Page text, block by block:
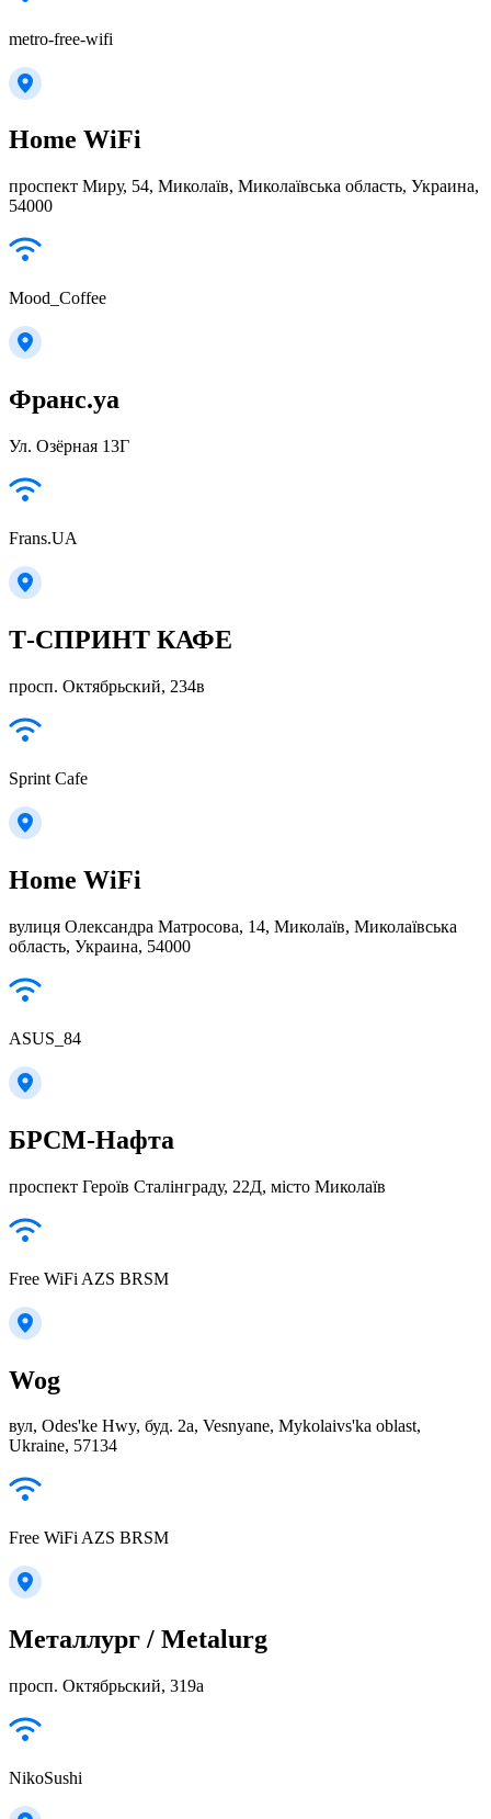
metro-free-wifi
Home WiFi
проспект Миру, 54, Миколаїв, Миколаївська область, Украина,
54000
Mood_Coffee
Франс.уа
Ул. Озёрная 13Г
Frans.UA
Т-СПРИНТ КАФЕ
просп. Октябрьский, 234в
Sprint Cafe
Home WiFi
вулиця Олександра Матросова, 14, Миколаїв, Миколаївська
область, Украина, 54000
ASUS_84
БРСМ-Нафта
проспект Героїв Сталінграду, 22Д, місто Миколаїв
Free WiFi AZS BRSM
Wog
вул, Odes'ke Hwy, буд. 2а, Vesnyane, Mykolaivs'ka oblast,
Ukraine, 57134
Free WiFi AZS BRSM
Металлург / Metalurg
просп. Октябрьский, 319а
NikoSushi